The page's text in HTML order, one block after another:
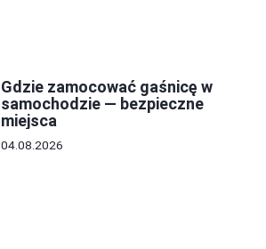
Gdzie zamocować gaśnicę w
samochodzie — bezpieczne
miejsca
04.08.2026